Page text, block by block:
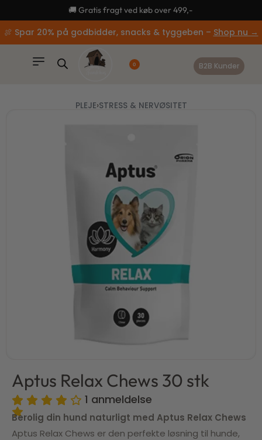
🚚 Gratis fragt ved køb over 499,-
🍖 Spar 20% på godbidder, snacks & tyggeben – Shop nu →
0 B2B Kunder
PLEJE›STRESS & NERVØSITET
Aptus Relax Chews 30 stk
1 anmeldelse
Berolig din hund naturligt med Aptus Relax Chews
Aptus Relax Chews er den perfekte løsning til hunde,